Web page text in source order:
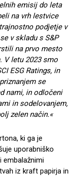
emisij do leta
na vrh lestvice
podjetje v
v skladu s S&P
na prvo mesto
V letu 2023 smo
ESG Ratings, in
se
nami, in odločeni
in sodelovanjem,
zelen način.«
ki ga je
uporabniško
embalažnimi
iz kraft papirja in